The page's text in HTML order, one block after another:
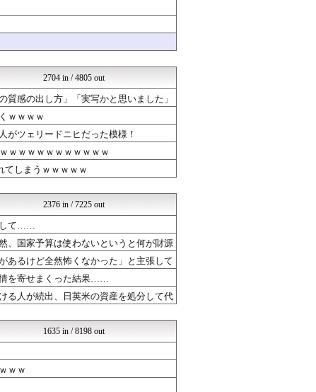
ベイスターズNEWS
なんJクエスト
なんJクエスト
不思議.net - 5ch...
いたしん！
おいしいまとめ
やみ速@なんJ西武まとめ
SS Daydream
なんJクエスト
芸能人の気になる噂
SSまにあっくす！
SSまにあっくす！
気団まとめ-噫無情-｜嫁・...
芸能人ニュース速報
漫画まとめ速報
バズッター速報
なんJクエスト
坂道情報通～乃木坂46まと...
じわ速 芸能ニュースまとめ
NEWSぽけまとめーる
ベイスターズNEWS
育児板拾い読み
2704 in / 4805 out
質感の出し方」「実写かと思いました」
ｗｗｗｗ
がツェリードニヒだった模様！
ｗｗｗｗｗｗｗｗｗｗｗ
てしまうｗｗｗｗｗ
2376 in / 7225 out
して……
、国家予算は使わないというと何が財源
あるけど全然怖くなかった」と主張して
情を寄せまくった結果……
る人が続出、日英米の資産を処分して代
1635 in / 8198 out
ｗｗ